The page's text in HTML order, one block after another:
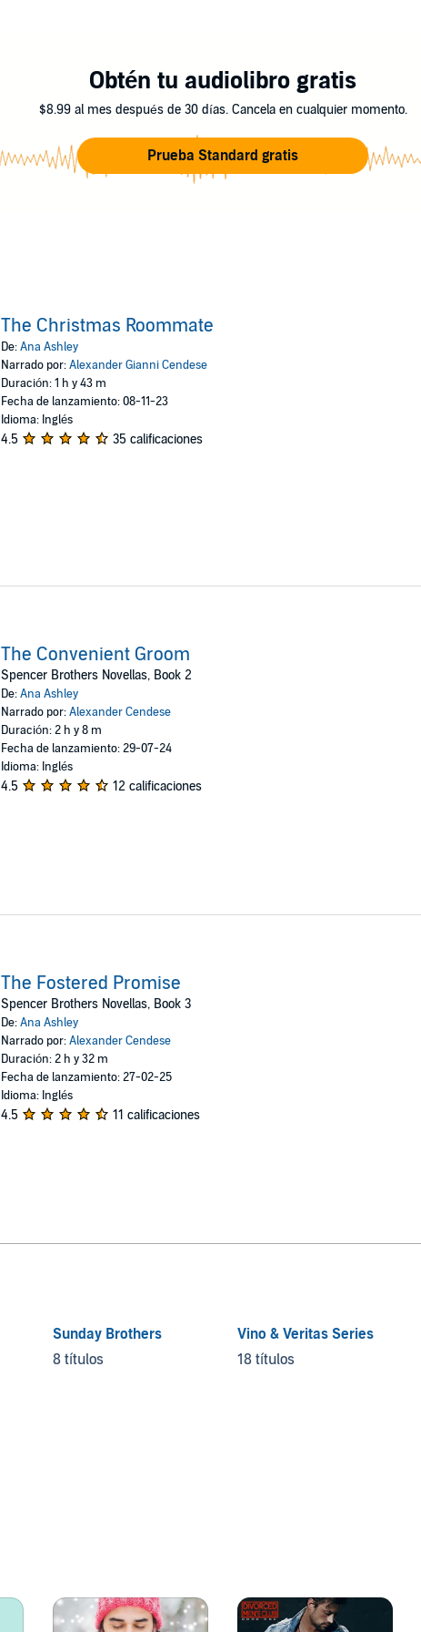
Obtén tu audiolibro gratis
$8.99 al mes después de 30 días. Cancela en cualquier momento.
Prueba Standard gratis
The Christmas Roommate
De:Ana Ashley
Narrado por:Alexander Gianni Cendese
Duración: 1 h y 43 m
Fecha de lanzamiento: 08-11-23
Idioma: Inglés
4.5 35 calificaciones
The Convenient Groom
Spencer Brothers Novellas, Book 2
De:Ana Ashley
Narrado por:Alexander Cendese
Duración: 2 h y 8 m
Fecha de lanzamiento: 29-07-24
Idioma: Inglés
4.5 12 calificaciones
The Fostered Promise
Spencer Brothers Novellas, Book 3
De:Ana Ashley
Narrado por:Alexander Cendese
Duración: 2 h y 32 m
Fecha de lanzamiento: 27-02-25
Idioma: Inglés
4.5 11 calificaciones
Sunday Brothers
8 títulos
Vino & Veritas Series
18 títulos